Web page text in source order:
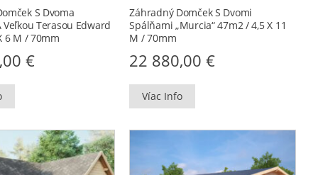
S Dvoma
Terasou Edward
6 M / 70mm
€
Záhradný Domček S Dvomi
Spálňami „Murcia“ 47m2 / 4,5 X 11
M / 70mm
22 880,00€
Víac Info